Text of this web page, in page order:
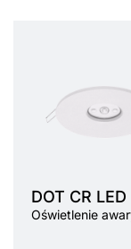
DOT CR LED
Oświetlenie